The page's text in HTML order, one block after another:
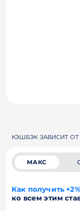
КЭШБЭК ЗАВИСИТ
МАКС
Как получить
ко всем этим